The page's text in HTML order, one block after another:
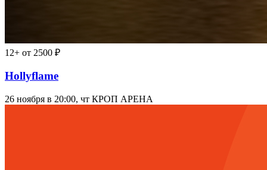
12+ от 2500 ₽
Hollyflame
26 ноября в 20:00, чт КРОП АРЕНА